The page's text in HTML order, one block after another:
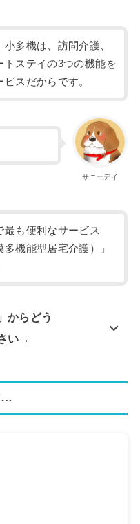
多機は、訪問介護、
トステイの3つの機能を
スだからです。
サニーデイ
最も便利なサービス
多機能型居宅介護）」
からどう
い→
…